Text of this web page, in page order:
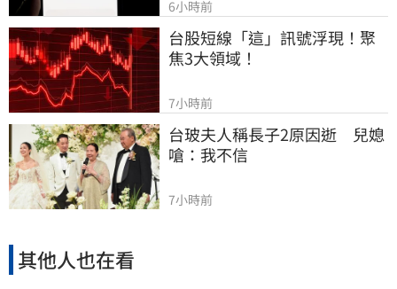
6小時前
台股短線「這」訊號浮現！聚
焦3大領域！
7小時前
台玻夫人稱長子2原因逝　兒媳
嗆：我不信
7小時前
其他人也在看